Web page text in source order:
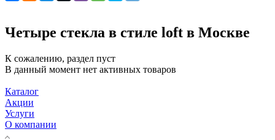
Четыре стекла в стиле loft в Москве
К сожалению, раздел пуст
В данный момент нет активных товаров
Каталог
Акции
Услуги
О компании